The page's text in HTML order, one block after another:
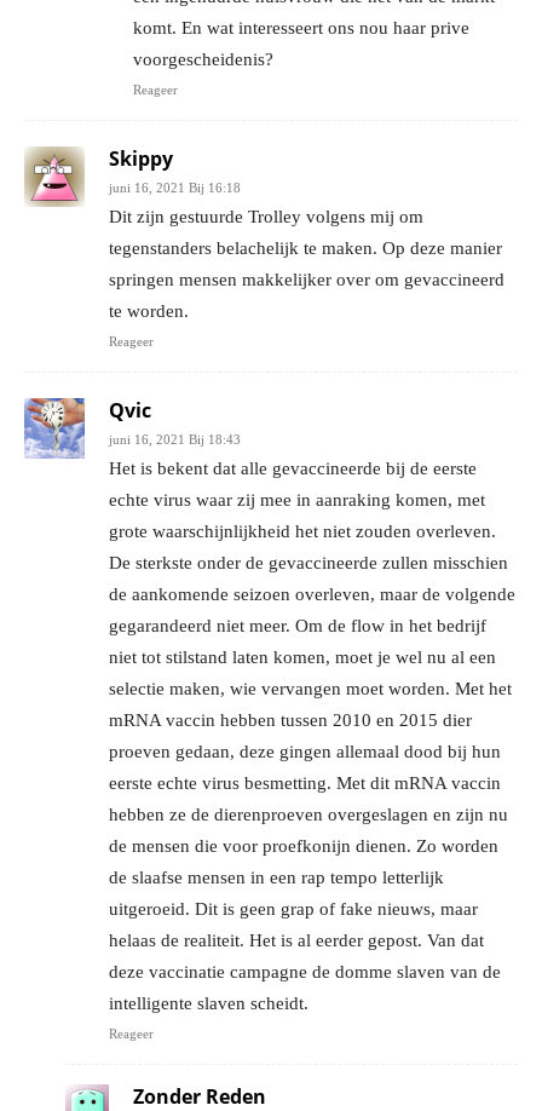
komt. En wat interesseert ons nou haar prive
voorgescheidenis?
Reageer
Skippy
juni 16, 2021 Bij 16:18
Dit zijn gestuurde Trolley volgens mij om
tegenstanders belachelijk te maken. Op deze manier
springen mensen makkelijker over om gevaccineerd
te worden.
Reageer
Qvic
juni 16, 2021 Bij 18:43
Het is bekent dat alle gevaccineerde bij de eerste
echte virus waar zij mee in aanraking komen, met
grote waarschijnlijkheid het niet zouden overleven.
De sterkste onder de gevaccineerde zullen misschien
de aankomende seizoen overleven, maar de volgende
gegarandeerd niet meer. Om de flow in het bedrijf
niet tot stilstand laten komen, moet je wel nu al een
selectie maken, wie vervangen moet worden. Met het
mRNA vaccin hebben tussen 2010 en 2015 dier
proeven gedaan, deze gingen allemaal dood bij hun
eerste echte virus besmetting. Met dit mRNA vaccin
hebben ze de dierenproeven overgeslagen en zijn nu
de mensen die voor proefkonijn dienen. Zo worden
de slaafse mensen in een rap tempo letterlijk
uitgeroeid. Dit is geen grap of fake nieuws, maar
helaas de realiteit. Het is al eerder gepost. Van dat
deze vaccinatie campagne de domme slaven van de
intelligente slaven scheidt.
Reageer
Zonder Reden